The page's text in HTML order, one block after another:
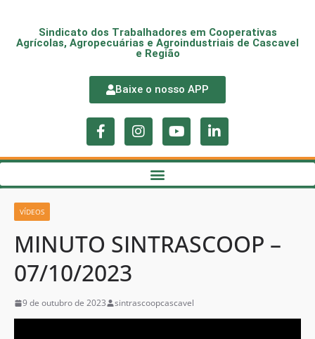
Sindicato dos Trabalhadores em Cooperativas
Agrícolas, Agropecuárias e Agroindustriais de Cascavel
e Região
Baixe o nosso APP
VÍDEOS
MINUTO SINTRASCOOP –
07/10/2023
9 de outubro de 2023 sintrascoopcascavel